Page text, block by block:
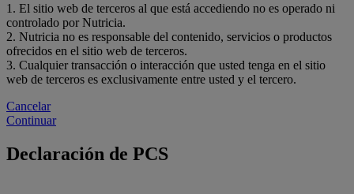
1. El sitio web de terceros al que está accediendo no es operado ni
controlado por Nutricia.
2. Nutricia no es responsable del contenido, servicios o productos
ofrecidos en el sitio web de terceros.
3. Cualquier transacción o interacción que usted tenga en el sitio
web de terceros es exclusivamente entre usted y el tercero.
Cancelar
Continuar
Declaración de PCS